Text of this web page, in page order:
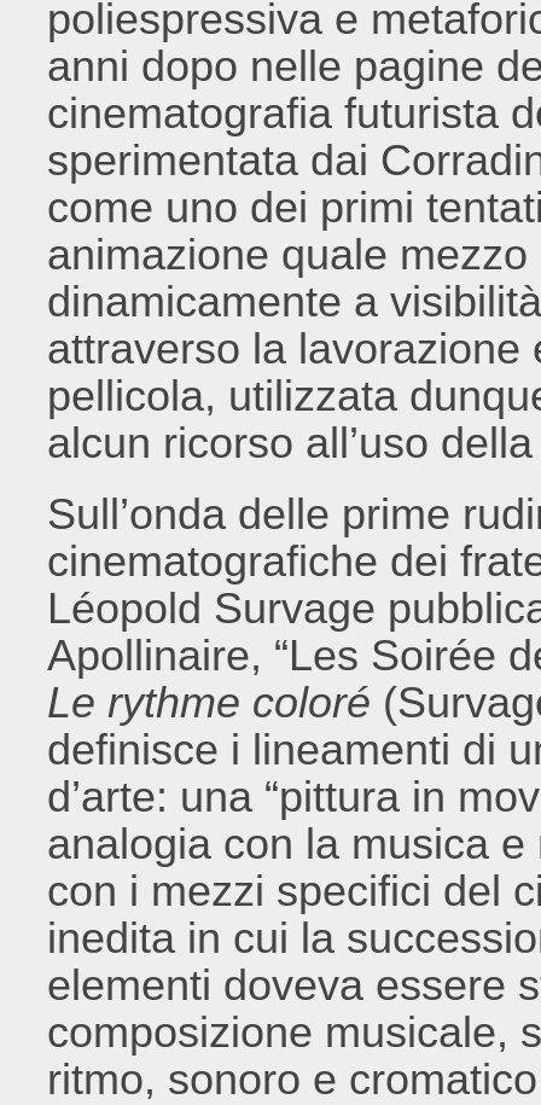
poliespressiva e
anni dopo nelle pagine
cinematografia futurista
sperimentata dai
come uno dei primi
animazione quale
dinamicamente a
attraverso la
pellicola, utilizzata
alcun ricorso all’uso
Sull’onda delle prime
cinematografiche dei
Léopold Survage
Apollinaire, “Les Soirée
Le rythme coloré
definisce i lineamenti di
d’arte: una “pittura in
analogia con la musica
con i mezzi specifici del
inedita in cui la
elementi doveva essere
composizione musicale,
ritmo, sonoro e